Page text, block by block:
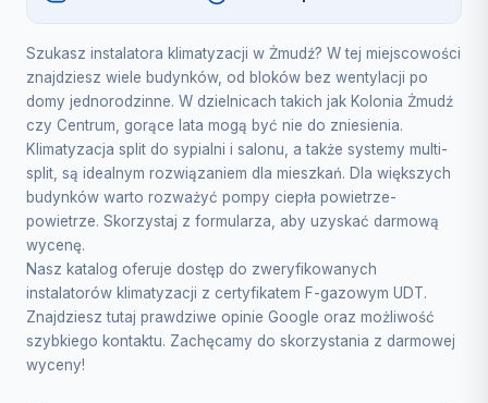
Szukasz instalatora klimatyzacji w Żmudź? W tej miejscowości
znajdziesz wiele budynków, od bloków bez wentylacji po
domy jednorodzinne. W dzielnicach takich jak Kolonia Żmudź
czy Centrum, gorące lata mogą być nie do zniesienia.
Klimatyzacja split do sypialni i salonu, a także systemy multi-
split, są idealnym rozwiązaniem dla mieszkań. Dla większych
budynków warto rozważyć pompy ciepła powietrze-
powietrze. Skorzystaj z formularza, aby uzyskać darmową
wycenę.
Nasz katalog oferuje dostęp do zweryfikowanych
instalatorów klimatyzacji z certyfikatem F-gazowym UDT.
Znajdziesz tutaj prawdziwe opinie Google oraz możliwość
szybkiego kontaktu. Zachęcamy do skorzystania z darmowej
wyceny!